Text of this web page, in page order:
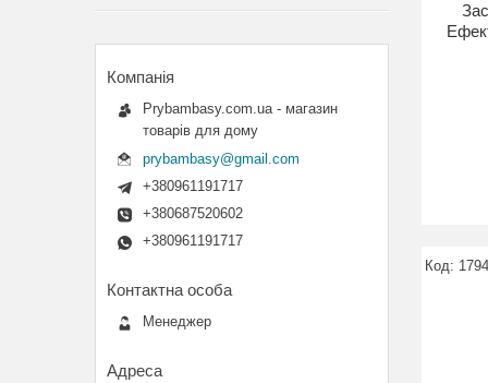
1794
Prybambasy.com.ua - магазин
товарів для дому
prybambasy@gmail.com
+380961191717
+380687520602
+380961191717
Менеджер